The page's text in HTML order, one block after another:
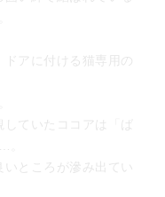
アに付ける猫専用の
していたココアは「ば
。
ところが滲み出てい